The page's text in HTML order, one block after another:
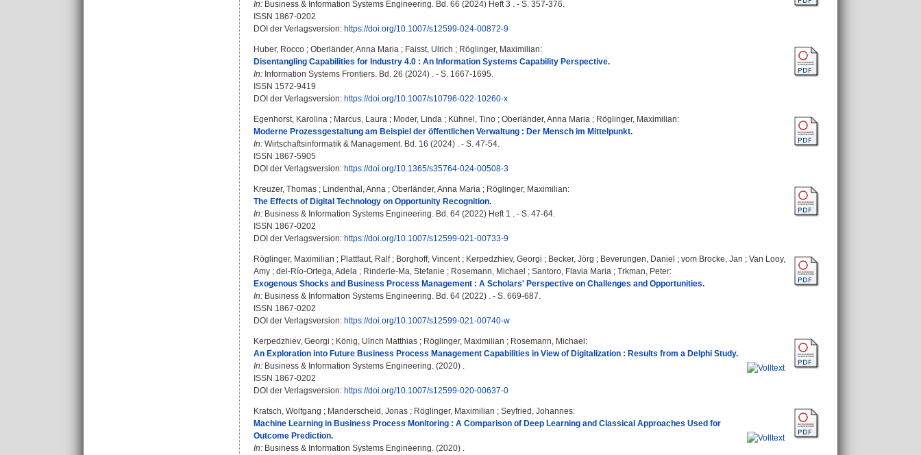
In: Business & Information Systems Engineering. Bd. 66 (2024) Heft 3 . - S. 357-376.
ISSN 1867-0202
DOI der Verlagsversion: https://doi.org/10.1007/s12599-024-00872-9
Huber, Rocco ; Oberländer, Anna Maria ; Faisst, Ulrich ; Röglinger, Maximilian:
Disentangling Capabilities for Industry 4.0 : An Information Systems Capability Perspective.
In: Information Systems Frontiers. Bd. 26 (2024) . - S. 1667-1695.
ISSN 1572-9419
DOI der Verlagsversion: https://doi.org/10.1007/s10796-022-10260-x
Egenhorst, Karolina ; Marcus, Laura ; Moder, Linda ; Kühnel, Tino ; Oberländer, Anna Maria ; Röglinger, Maximilian:
Moderne Prozessgestaltung am Beispiel der öffentlichen Verwaltung : Der Mensch im Mittelpunkt.
In: Wirtschaftsinformatik & Management. Bd. 16 (2024) . - S. 47-54.
ISSN 1867-5905
DOI der Verlagsversion: https://doi.org/10.1365/s35764-024-00508-3
Kreuzer, Thomas ; Lindenthal, Anna ; Oberländer, Anna Maria ; Röglinger, Maximilian:
The Effects of Digital Technology on Opportunity Recognition.
In: Business & Information Systems Engineering. Bd. 64 (2022) Heft 1 . - S. 47-64.
ISSN 1867-0202
DOI der Verlagsversion: https://doi.org/10.1007/s12599-021-00733-9
Röglinger, Maximilian ; Plattfaut, Ralf; Borghoff, Vincent; Kerpedzhiev, Georgi ; Becker, Jörg ; Beverungen, Daniel ; vom Brocke, Jan ; Van Looy,
Amy ; del-Río-Ortega, Adela ; Rinderle-Ma, Stefanie ; Rosemann, Michael ; Santoro, Flavia Maria ; Trkman, Peter:
Exogenous Shocks and Business Process Management : A Scholars' Perspective on Challenges and Opportunities.
In: Business & Information Systems Engineering. Bd. 64 (2022) . - S. 669-687.
ISSN 1867-0202
DOI der Verlagsversion: https://doi.org/10.1007/s12599-021-00740-w
Kerpedzhiev, Georgi ; König, Ulrich Matthias ; Röglinger, Maximilian ; Rosemann, Michael :
An Exploration into Future Business Process Management Capabilities in View of Digitalization : Results from a Delphi Study.
In: Business & Information Systems Engineering. (2020) .
ISSN 1867-0202
DOI der Verlagsversion: https://doi.org/10.1007/s12599-020-00637-0
Kratsch, Wolfgang ; Manderscheid, Jonas ; Röglinger, Maximilian ; Seyfried, Johannes:
Machine Learning in Business Process Monitoring : A Comparison of Deep Learning and Classical Approaches Used for
Outcome Prediction.
In: Business & Information Systems Engineering. (2020) .